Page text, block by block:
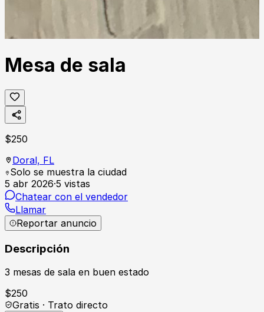
Mesa de sala
$250
Doral, FL
Solo se muestra la ciudad
5 abr 2026·5 vistas
Chatear con el vendedor
Llamar
Reportar anuncio
Descripción
3 mesas de sala en buen estado
$250
Gratis · Trato directo